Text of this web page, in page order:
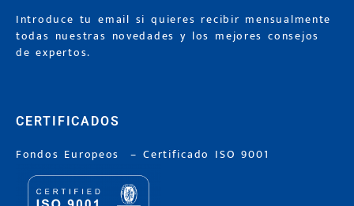
Introduce tu email si quieres recibir mensualmente
todas nuestras novedades y los mejores consejos
de expertos.
CERTIFICADOS
Fondos Europeos –Certificado ISO 9001